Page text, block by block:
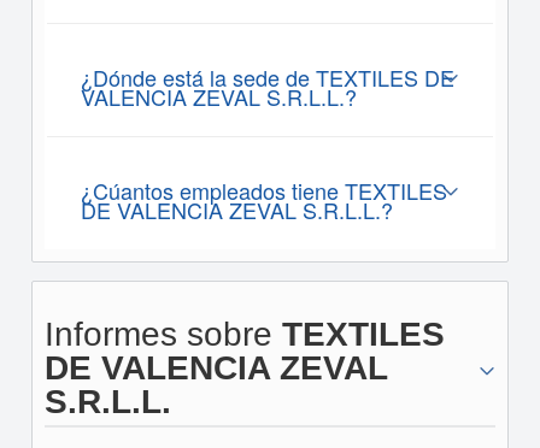
¿Dónde está la sede de TEXTILES DE
VALENCIA ZEVAL S.R.L.L.?
¿Cúantos empleados tiene TEXTILES
DE VALENCIA ZEVAL S.R.L.L.?
Informes sobre TEXTILES
DE VALENCIA ZEVAL
S.R.L.L.